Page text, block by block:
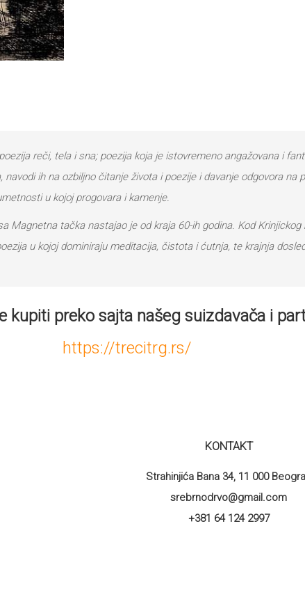
reči, tela i sna; poezija koja je istovremeno angažovana i
ih na ozbiljno čitanje života i poezije i davanje odgovora na
u kojoj progovara i kamenje.
Magnetna tačka nastajao je od kraja 60-ih godina. Kod
u kojoj dominiraju meditacija, čistota i ćutnja, te krajnja
kupiti preko sajta našeg suizdavača i
https://trecitrg.rs/
KONTAKT
Strahinjića Bana 34, 11 000
srebrnodrvo@gmail.com
+381 64 124 2997